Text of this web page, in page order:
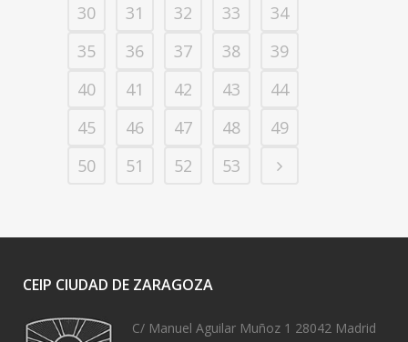
30
31 32 33
34
35
36 37 38
39
40
41 42 43
44
45
46 47 48
49
50
51 52 53
CEIP CIUDAD DE ZARAGOZA
C/ Manuel Aguilar Muñoz 1 28042 Madrid